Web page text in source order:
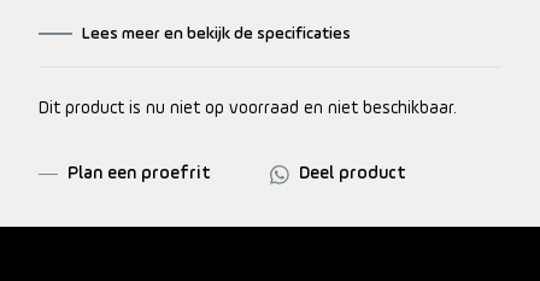
Lees meer en bekijk de specificaties
Dit product is nu niet op voorraad en niet beschikbaar.
Plan een proefrit Deel product